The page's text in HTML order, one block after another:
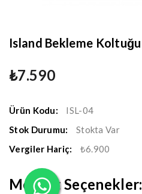
Island Bekleme Koltuğu
₺7.590
Ürün Kodu:
ISL-04
Stok Durumu:
Stokta Var
Vergiler Hariç:
₺6.900
Mevcut Seçenekler: